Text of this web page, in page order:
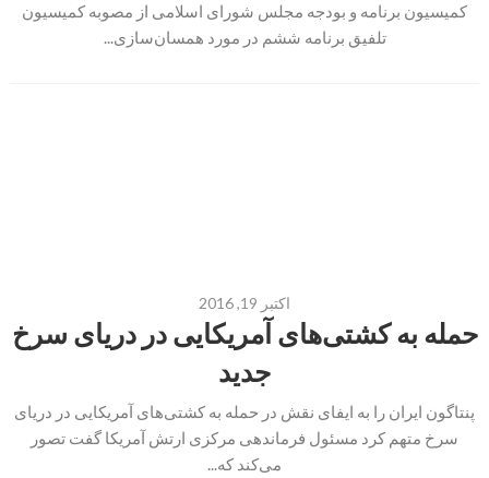
کمیسیون برنامه و بودجه مجلس شورای اسلامی از مصوبه کمیسیون
تلفیق برنامه ششم در مورد همسان‌سازی...
اکتبر 19, 2016
حمله به کشتی‌های آمریکایی در دریای سرخ
جدید
پنتاگون ایران را به ایفای نقش در حمله به کشتی‌های آمریکایی در دریای
سرخ متهم کرد مسئول فرماندهی مرکزی ارتش آمریکا گفت تصور
می‌کند که...